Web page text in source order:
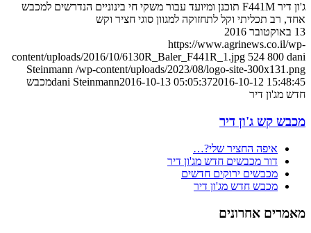
ג'ון דיר F441M תוכנן ומיועד עבור משקי חי בינוניים הנדרשים למכבש
אחד, רב תכליתי וקל לתחזוקה למגוון סוגי חציר וקש
13 באוקטובר 2016
https://www.agrinews.co.il/wp-
content/uploads/2016/10/6130R_Baler_F441R_1.jpg 524 800 dani
Steinmann /wp-content/uploads/2023/08/logo-site-300x131.png
dani Steinmann2016-10-13 05:05:372016-10-12 15:48:45
מכבש
חדש מג'ון דיר
מכבש קש ג'ון דיר
איפה החציר שלי?…
דור מכבשים חדש מג'ון דיר
מכבשים ירוקים חדשים
מכבש חדש מג'ון דיר
מאמרים אחרונים